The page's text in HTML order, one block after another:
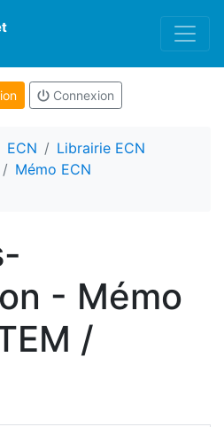
Connexion
ECN
Librairie ECN
Mémo ECN
- Mémo
/